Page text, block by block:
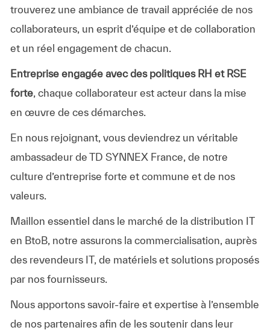
trouverez une ambiance de travail appréciée de nos
collaborateurs, un esprit d’équipe et de collaboration
et un réel engagement de chacun.
Entreprise engagée avec des politiques RH et RSE
forte, chaque collaborateur est acteur dans la mise
en œuvre de ces démarches.
En nous rejoignant, vous deviendrez un véritable
ambassadeur de TD SYNNEX France, de notre
culture d’entreprise forte et commune et de nos
valeurs.
Maillon essentiel dans le marché de la distribution IT
en BtoB, notre assurons la commercialisation, auprès
des revendeurs IT, de matériels et solutions proposés
par nos fournisseurs.
Nous apportons savoir-faire et expertise à l’ensemble
de nos partenaires afin de les soutenir dans leur